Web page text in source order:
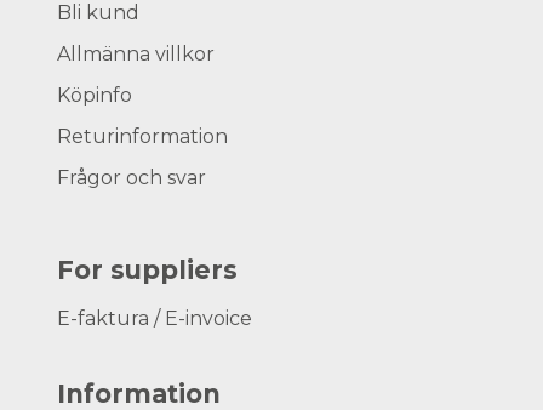
Bli kund
Allmänna villkor
Köpinfo
Returinformation
Frågor och svar
For suppliers
E-faktura / E-invoice
Information